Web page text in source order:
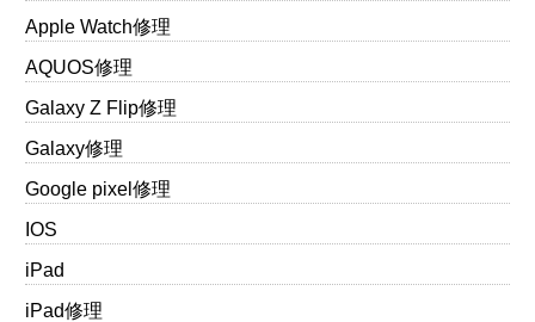
Apple Watch修理
AQUOS修理
Galaxy Z Flip修理
Galaxy修理
Google pixel修理
IOS
iPad
iPad修理